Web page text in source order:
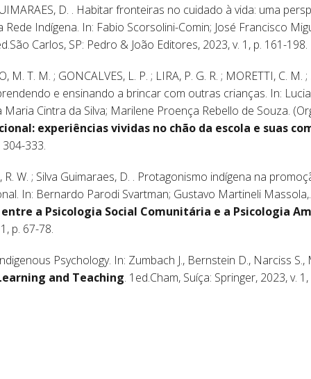
D. . Habitar fronteiras no cuidado à vida: uma
Indígena. In: Fabio Scorsolini-Comin; José Francisco
Carlos, SP: Pedro & João Editores, 2023, v. 1, p. 161-198.
T. M. ; GONCALVES, L. P. ; LIRA, P. G. R. ; MORETTI, C. M.
e ensinando a brincar com outras crianças. In:
Maria Cintra da Silva; Marilene Proença Rebello de Souza.
experiências vividas no chão da escola e suas
333.
W. ; Silva Guimaraes, D. . Protagonismo indígena na
In: Bernardo Parodi Svartman; Gustavo Martineli
a Psicologia Social Comunitária e a Psicologia
p. 67-78.
Psychology. In: Zumbach J., Bernstein D., Narciss S.,
and Teaching. 1ed.Cham, Suíça: Springer, 2023, v.